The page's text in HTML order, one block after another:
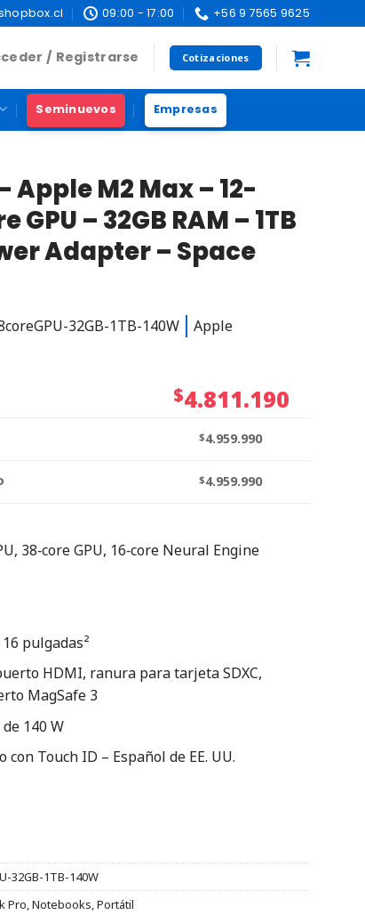
09:00 - 17:00 +56 9 7565 9625
/ Registrarse Cotizaciones
Seminuevos Empresas
Apple M2 Max – 12-
GPU – 32GB RAM – 1TB
Adapter – Space
32GB-1TB-140W Apple
$4.811.190
$4.959.990
$4.959.990
38‑core GPU, 16‑core Neural Engine
pulgadas²
HDMI, ranura para tarjeta SDXC,
MagSafe 3
140 W
Touch ID – Español de EE. UU.
32GB-1TB-140W
Pro,Notebooks,Portátil